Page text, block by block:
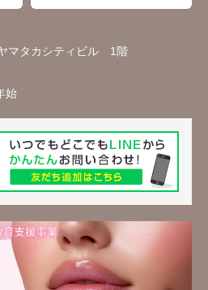
マタカシティビル 1階
始